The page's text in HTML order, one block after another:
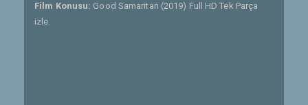
Film Konusu: Good Samaritan (2019) Full HD Tek Parça
izle.